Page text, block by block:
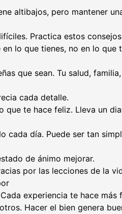
altibajos, pero mantener
Practica estos
lo que tienes, no en lo que
que sean. Tu salud,
cada detalle.
que te hace feliz. Lleva un
cada día. Puede ser tan
de ánimo mejorar.
por las lecciones de la
experiencia te hace más
Hacer el bien genera